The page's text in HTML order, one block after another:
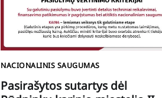
NACIONALINIS SAUGUMAS
Pasirašytos sutartys dėl